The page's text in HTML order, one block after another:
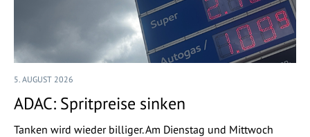
5. AUGUST 2026
ADAC: Spritpreise sinken
Tanken wird wieder billiger. Am Dienstag und Mittwoch